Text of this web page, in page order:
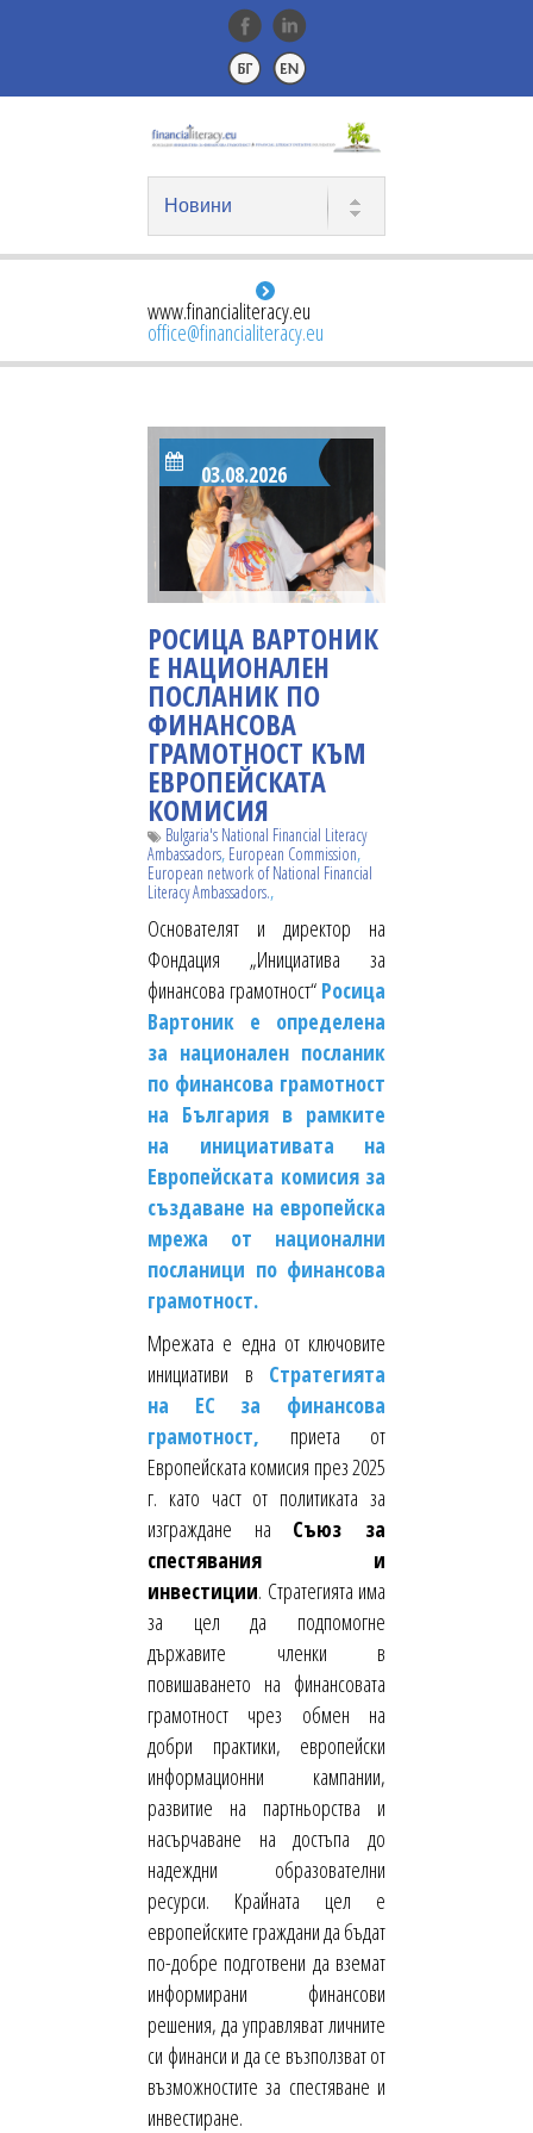
www.financialiteracy.eu
office@financialiteracy.eu
03.08.2026
РОСИЦА ВАРТОНИК
Е НАЦИОНАЛЕН
ПОСЛАНИК ПО
ФИНАНСОВА
ГРАМОТНОСТ КЪМ
ЕВРОПЕЙСКАТА
КОМИСИЯ
Bulgaria's National Financial Literacy
Ambassadors, European Commission,
European network of National Financial
Literacy Ambassadors.,
Основателят и директор на
Фондация „Инициатива за
финансова грамотност“ Росица
Вартоник е определена
за национален посланик
по финансова грамотност
на България в рамките
на инициативата на
Европейската комисия за
създаване на европейска
мрежа от национални
посланици по финансова
грамотност.
Мрежата е една от ключовите
инициативи в Стратегията
на ЕС за финансова
грамотност, приета от
Европейската комисия през 2025
г. като част от политиката за
изграждане на Съюз за
спестявания и
инвестиции. Стратегията има
за цел да подпомогне
държавите членки в
повишаването на финансовата
грамотност чрез обмен на
добри практики, европейски
информационни кампании,
развитие на партньорства и
насърчаване на достъпа до
надеждни образователни
ресурси. Крайната цел е
европейските граждани да бъдат
по-добре подготвени да вземат
информирани финансови
решения, да управляват личните
си финанси и да се възползват от
възможностите за спестяване и
инвестиране.